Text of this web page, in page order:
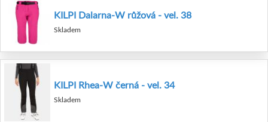
KILPI Dalarna-W růžová - vel. 38
Skladem
KILPI Rhea-W černá - vel. 34
Skladem